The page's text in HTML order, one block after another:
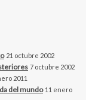
21 octubre 2002
7 octubre 2002
2011
del mundo 11 enero